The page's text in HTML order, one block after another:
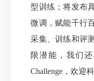
型训练；将发布
微调，赋能千行
采集、训练和评
限潜能，我们还
Challenge，欢迎